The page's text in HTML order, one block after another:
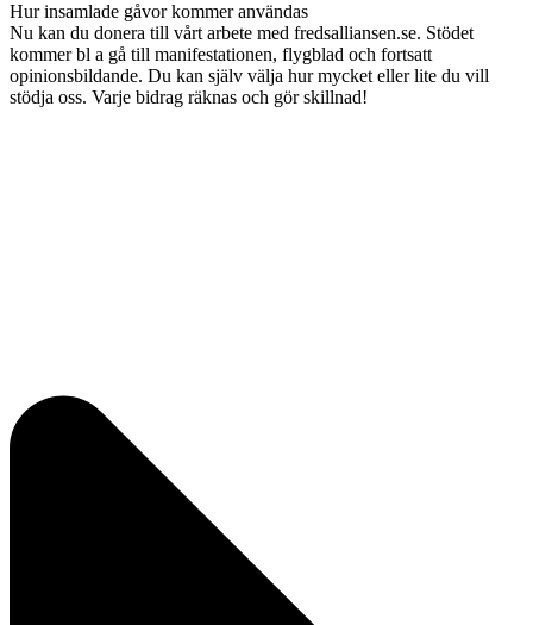
Hur insamlade gåvor kommer användas
Nu kan du donera till vårt arbete med fredsalliansen.se. Stödet
kommer bl a gå till manifestationen, flygblad och fortsatt
opinionsbildande. Du kan själv välja hur mycket eller lite du vill
stödja oss. Varje bidrag räknas och gör skillnad!